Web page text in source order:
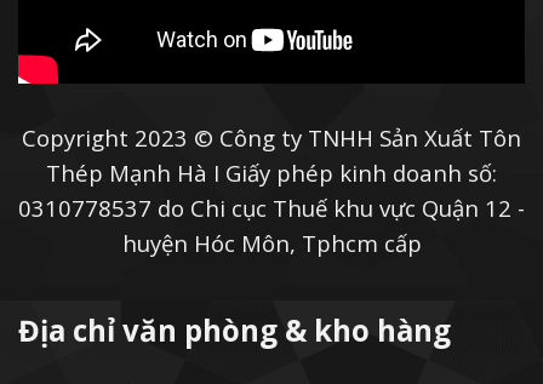
Copyright 2023 © Công ty TNHH Sản Xuất Tôn
Thép Mạnh Hà I Giấy phép kinh doanh số:
0310778537 do Chi cục Thuế khu vực Quận 12 -
huyện Hóc Môn, Tphcm cấp
Địa chỉ văn phòng & kho hàng